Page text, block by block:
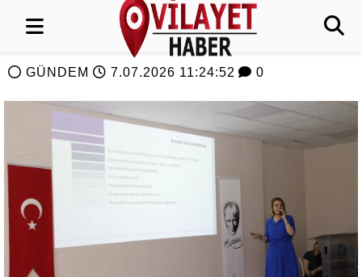
GÜNDEM 7.07.2026 11:24:52 0